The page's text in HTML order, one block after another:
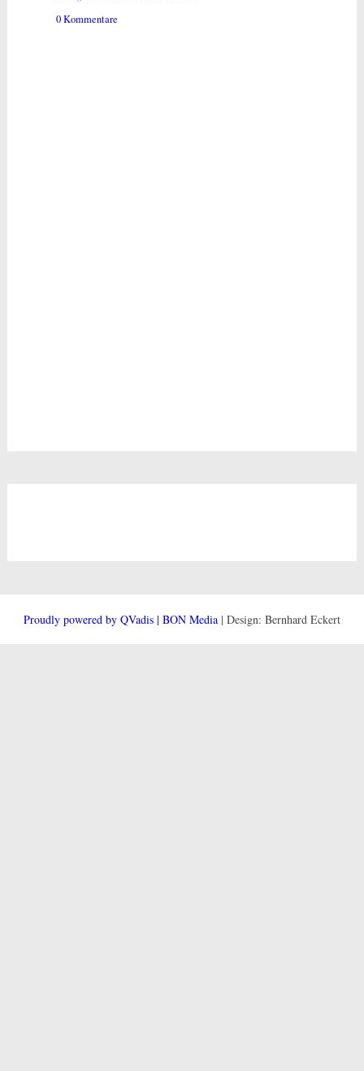
0 Kommentare
Proudly powered by QVadis | BON Media | Design: Bernhard Eckert